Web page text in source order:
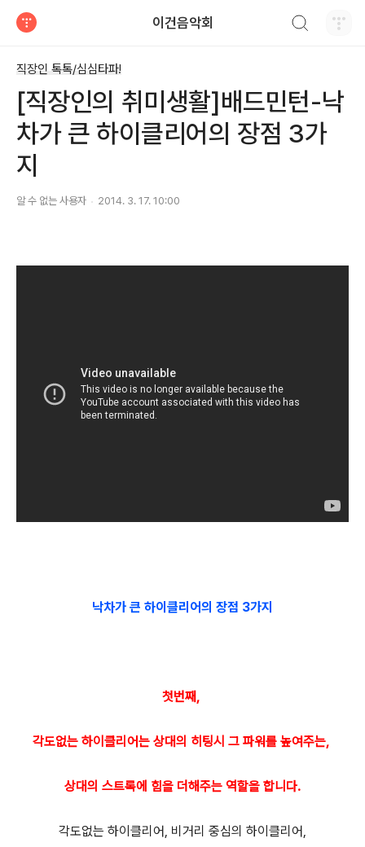
이건음악회
직장인 톡톡/심심타파!
[직장인의 취미생활]배드민턴-낙
차가 큰 하이클리어의 장점 3가
지
알 수 없는 사용자 2014. 3. 17. 10:00
낙차가 큰 하이클리어의 장점 3가지
첫번째,
각도없는 하이클리어는 상대의 히팅시 그 파워를 높여주는,
상대의 스트록에 힘을 더해주는 역할을 합니다.
각도없는 하이클리어, 비거리 중심의 하이클리어,